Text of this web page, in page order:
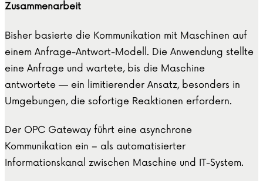
Zusammenarbeit
Bisher basierte die Kommunikation mit Maschinen auf
einem Anfrage-Antwort-Modell. Die Anwendung stellte
eine Anfrage und wartete, bis die Maschine
antwortete — ein limitierender Ansatz, besonders in
Umgebungen, die sofortige Reaktionen erfordern.
Der OPC Gateway führt eine asynchrone
Kommunikation ein – als automatisierter
Informationskanal zwischen Maschine und IT-System.